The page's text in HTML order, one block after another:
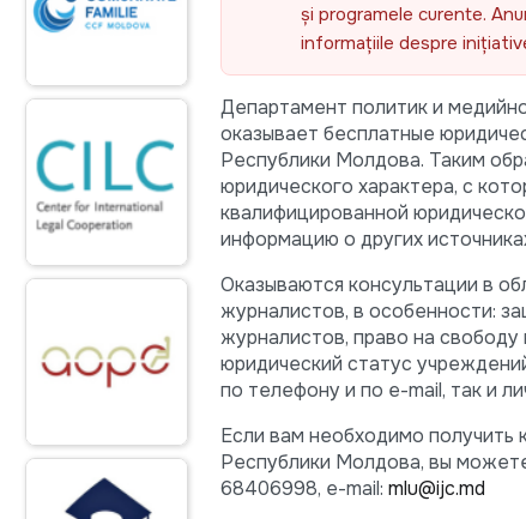
și programele curente.
informațiile despre
Департамент политик и
оказывает бесплатные
Республики Молдовa. Таким
юридического характера, с
квалифицированной
информацию о других
Оказываются консультации в
журналистов, в особенности:
журналистов, право на
юридический статус
по телефону и по e-mail, так и
Если вам необходимо
Республики Молдова, вы можете
68406998, e-mail: mlu@ijc.md